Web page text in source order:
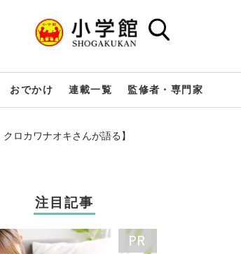
おでかけ 連載一覧 監修者・専門家
ロカワナオキさんが語る】
注目記事